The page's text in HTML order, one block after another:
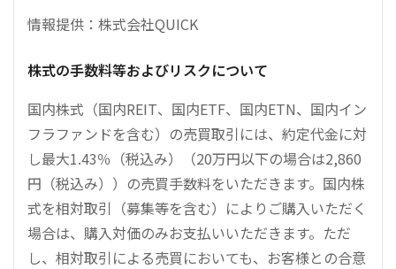
情報提供：株式会社QUICK
株式の手数料等およびリスクについて
国内株式（国内REIT、国内ETF、国内ETN、国内イン
フラファンドを含む）の売買取引には、約定代金に対
し最大1.43％（税込み）（20万円以下の場合は2,860
円（税込み））の売買手数料をいただきます。国内株
式を相対取引（募集等を含む）によりご購入いただく
場合は、購入対価のみお支払いいただきます。ただ
し、相対取引による売買においても、お客様との合意